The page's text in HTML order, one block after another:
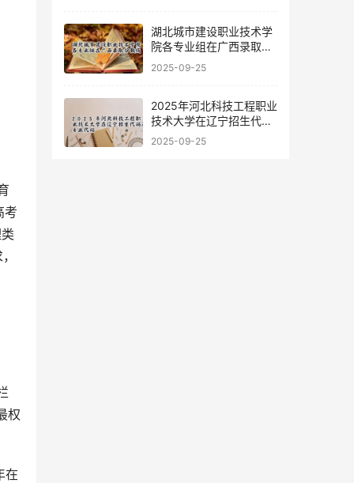
考
权
在
湖北城市建设职业技术学
院各专业组在广西录取分
数线
2025-09-25
2025年河北科技工程职业
技术大学在辽宁招生代码
及专业代码
2025-09-25